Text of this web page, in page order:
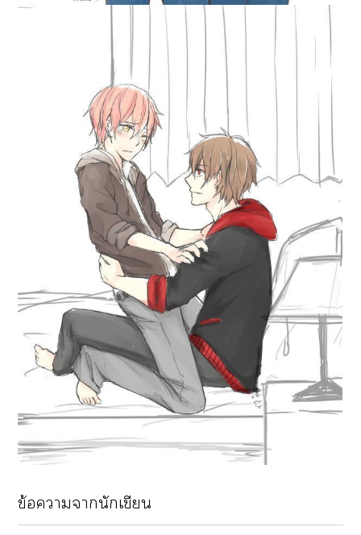
ข้อความจากนักเขียน